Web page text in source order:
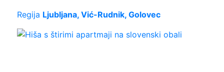
Regija Ljubljana, Vić-Rudnik, Golovec